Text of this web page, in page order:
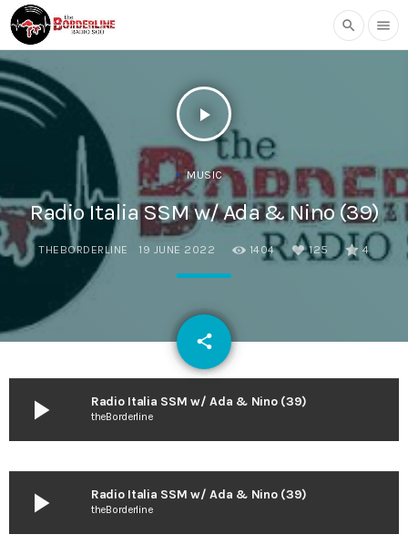
search menu
play_arrow
MUSIC
Radio Italia SSM w/ Ada & Nino (39)
THEBORDERLINE 19 JUNE 2022 1404 125 4
share
email
play_arrow Radio Italia SSM w/ Ada & Nino (39)
theBorderline
play_arrow Radio Italia SSM w/ Ada & Nino (39)
theBorderline